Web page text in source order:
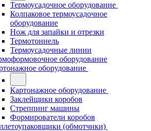
Термоусадочное оборудование
Колпаковое термоусадочное
оборудование
Нож для запайки и отрезки
Термотоннель
Термоусадочные линии
оборудование
оборудование
Картонажное оборудование
Заклейщики коробов
Стреппинг машины
Формирователи коробов
(обмотчики)